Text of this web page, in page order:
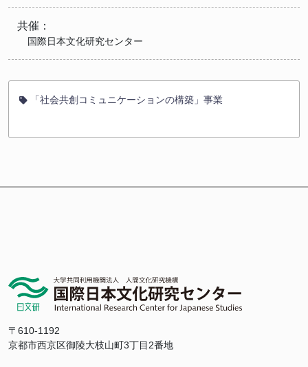
共催：
国際日本文化研究センター
「社会共創コミュニケーションの構築」事業
〒610-1192
京都市西京区御陵大枝山町3丁目2番地